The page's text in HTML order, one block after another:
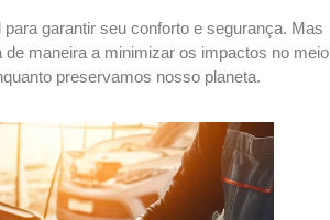
garantir seu conforto e segurança. Mas
maneira a minimizar os impactos no meio
preservamos nosso planeta.